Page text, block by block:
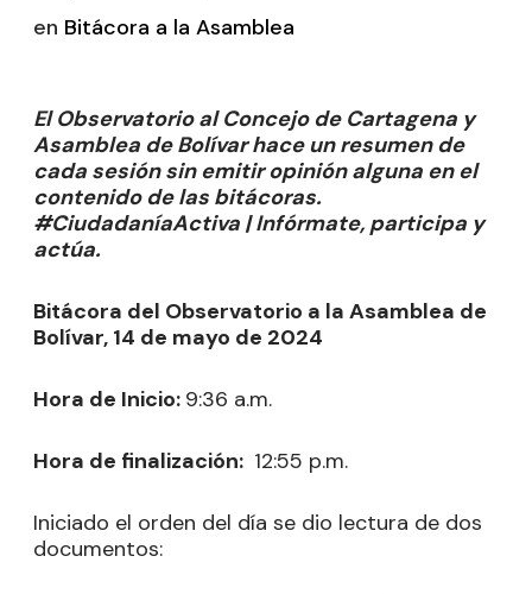
en Bitácora a la Asamblea
El Observatorio al Concejo de Cartagena y
Asamblea de Bolívar hace un resumen de
cada sesión sin emitir opinión alguna en el
contenido de las bitácoras.
#CiudadaníaActiva | Infórmate, participa y
actúa.
Bitácora del Observatorio a la Asamblea de
Bolívar, 14 de mayo de 2024
Hora de Inicio: 9:36 a.m.
Hora de finalización: 12:55 p.m.
Iniciado el orden del día se dio lectura de dos
documentos: